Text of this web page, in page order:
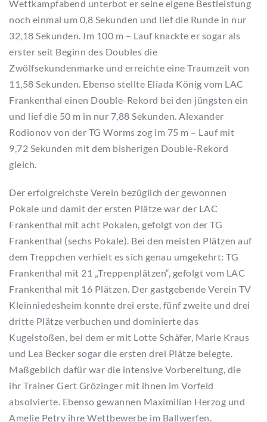
Wettkampfabend unterbot er seine eigene Bestleistung
noch einmal um 0,8 Sekunden und lief die Runde in nur
32,18 Sekunden. Im 100 m – Lauf knackte er sogar als
erster seit Beginn des Doubles die
Zwölfsekundenmarke und erreichte eine Traumzeit von
11,58 Sekunden. Ebenso stellte Eliada König vom LAC
Frankenthal einen Double-Rekord bei den jüngsten ein
und lief die 50 m in nur 7,88 Sekunden. Alexander
Rodionov von der TG Worms zog im 75 m – Lauf mit
9,72 Sekunden mit dem bisherigen Double-Rekord
gleich.
Der erfolgreichste Verein bezüglich der gewonnen
Pokale und damit der ersten Plätze war der LAC
Frankenthal mit acht Pokalen, gefolgt von der TG
Frankenthal (sechs Pokale). Bei den meisten Plätzen auf
dem Treppchen verhielt es sich genau umgekehrt: TG
Frankenthal mit 21 „Treppenplätzen“, gefolgt vom LAC
Frankenthal mit 16 Plätzen. Der gastgebende Verein TV
Kleinniedesheim konnte drei erste, fünf zweite und drei
dritte Plätze verbuchen und dominierte das
Kugelstoßen, bei dem er mit Lotte Schäfer, Marie Kraus
und Lea Becker sogar die ersten drei Plätze belegte.
Maßgeblich dafür war die intensive Vorbereitung, die
ihr Trainer Gert Grözinger mit ihnen im Vorfeld
absolvierte. Ebenso gewannen Maximilian Herzog und
Amelie Petry ihre Wettbewerbe im Ballwerfen.